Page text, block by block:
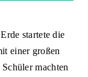
startete die
einer großen
machten